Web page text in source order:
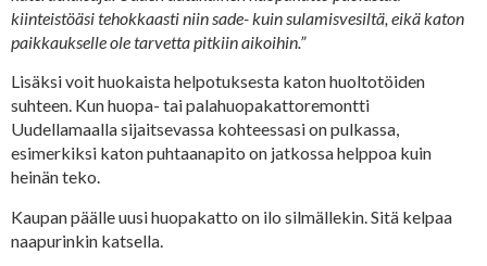
kiinteistöäsi tehokkaasti niin sade- kuin sulamisvesiltä, eikä katon
paikkaukselle ole tarvetta pitkiin aikoihin.”
Lisäksi voit huokaista helpotuksesta katon huoltotöiden
suhteen. Kun huopa- tai palahuopakattoremontti
Uudellamaalla sijaitsevassa kohteessasi on pulkassa,
esimerkiksi katon puhtaanapito on jatkossa helppoa kuin
heinän teko.
Kaupan päälle uusi huopakatto on ilo silmällekin. Sitä kelpaa
naapurinkin katsella.